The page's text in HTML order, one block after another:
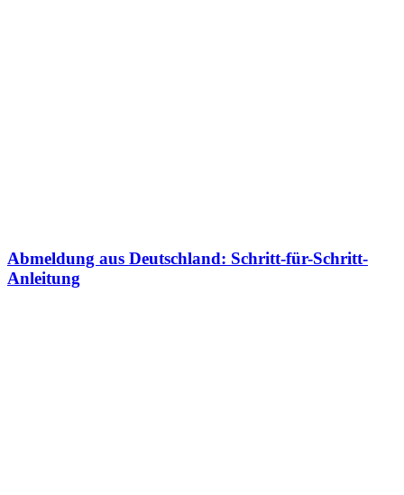
Abmeldung aus Deutschland: Schritt-für-Schritt-
Anleitung